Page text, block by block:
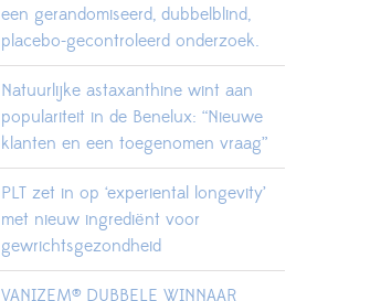
een gerandomiseerd, dubbelblind,
placebo-gecontroleerd onderzoek.
Natuurlijke astaxanthine wint aan
populariteit in de Benelux: “Nieuwe
klanten en een toegenomen vraag”
PLT zet in op ‘experiental longevity’
met nieuw ingrediënt voor
gewrichtsgezondheid
VANIZEM® DUBBELE WINNAAR